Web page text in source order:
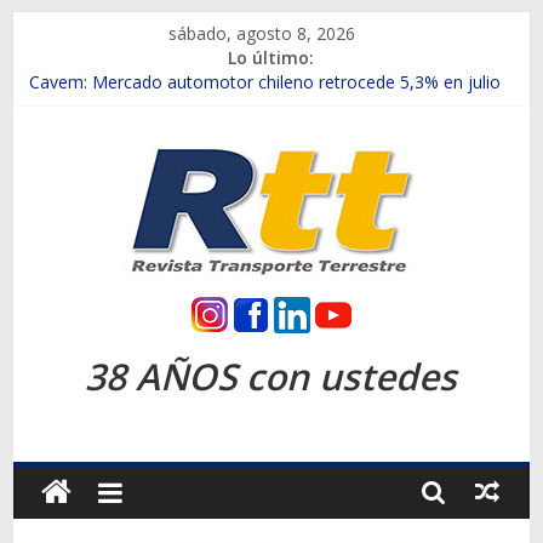
contenido
sábado, agosto 8, 2026
Lo último:
Chile es el primer mercado internacional en lanzar la nueva
Salfa suma vehículos electrificados de Chevrolet en el Biobío
Samex amplía su red con nuevas sucursales en Rancagua y
SINOTRUK Pick-ups presentó la recién estrenada Bolden en
la Expo Compras Públicas 2026
Revista
Transporte
Terrestre
38 AÑOS con ustedes